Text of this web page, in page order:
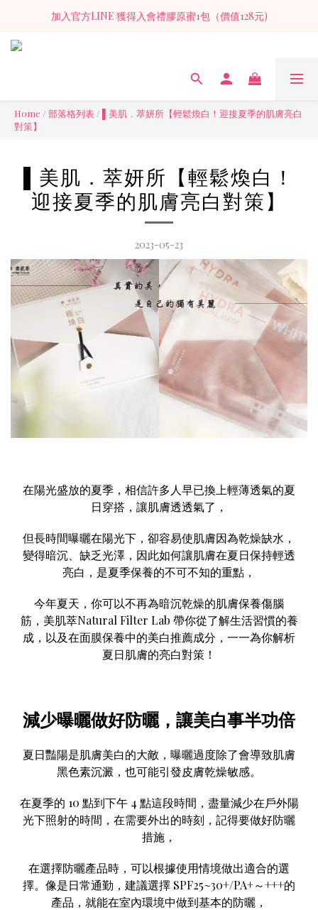
NF+萃莓膠原蜜II 延續經典 9000mg 純魚膠原 × 新配方加乘守護
加入官方LINE 獲得入會禮膠原蜜1包（價值128元)
NF+萃莓膠原蜜II 延續經典 9000mg 純魚膠原 × 新配方加乘守護
Home /部落格列表 /
▌美肌．萃妍所【輕鬆煥白！迎接夏季的肌膚亮白
對策】
▌美肌．萃妍所【輕鬆煥白！
迎接夏季的肌膚亮白對策】
2023-05-23
在陽光盛放的夏季，相信許多人早已換上輕薄透氣的夏
日穿搭，讓肌膚透透氣了，
但長時間曝曬在陽光下，卻容易使肌膚因為乾燥缺水，
變得暗沉、缺乏光澤，因此如何讓肌膚在夏日保持輕透
亮白，是夏季保養的不可不知的重點，
今年夏天，你可以不再為暗沉乾燥的肌膚保養傷腦
筋， 美肌萃Natural Filter Lab 帶你從了解生活習慣的養
成，以及在面膜保養中的美白推薦成分，一一為你解析
夏日肌膚的亮白對策！
減少曝曬做好防曬，讓美白事半功倍
夏日豔陽是肌膚美白的大敵，曝曬過度除了會導致肌膚
黑色素沉澱，也可能引發皮膚乾燥敏感。
在夏季的 10 點到下午 4 點這段時間，盡量減少在戶外陽
光下照射的時間，在需要外出的時刻，記得要做好防曬
措施，
在選擇防曬產品時，可以根據使用情境做出適合的選
擇。像是日常通勤，建議選擇 SPF25~30+/PA+～+++的
產品，就能在室內環境中做到基本的防曬，